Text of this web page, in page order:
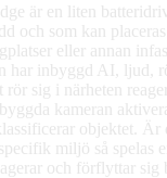
är en liten
och som kan
eller annan
har inbyggd AI, ljud,
rör sig i närheten
kameran
objektet. Är
miljö så spelas
och förflyttar sig